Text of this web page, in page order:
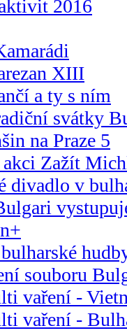
2016
XIII
a ty s ním
svátky
na Praze 5
akci Zažít
divadlo v
souboru
vaření -
vaření -